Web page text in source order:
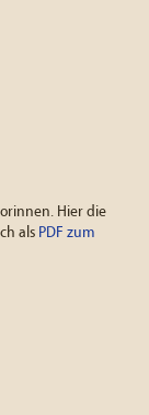
Hier die
als PDF zum